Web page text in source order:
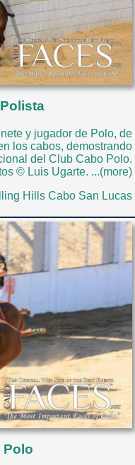
y jugador de Polo, de
los cabos, demostrando
del Club Cabo Polo.
© Luis Ugarte. ...(more)
Hills Cabo San Lucas
Polo